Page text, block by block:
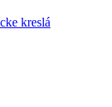
kreslá